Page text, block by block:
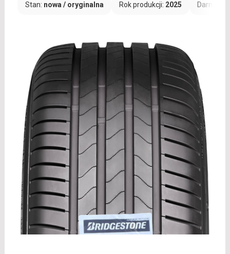
Stan: nowa / oryginalna Rok produkcji: 2025